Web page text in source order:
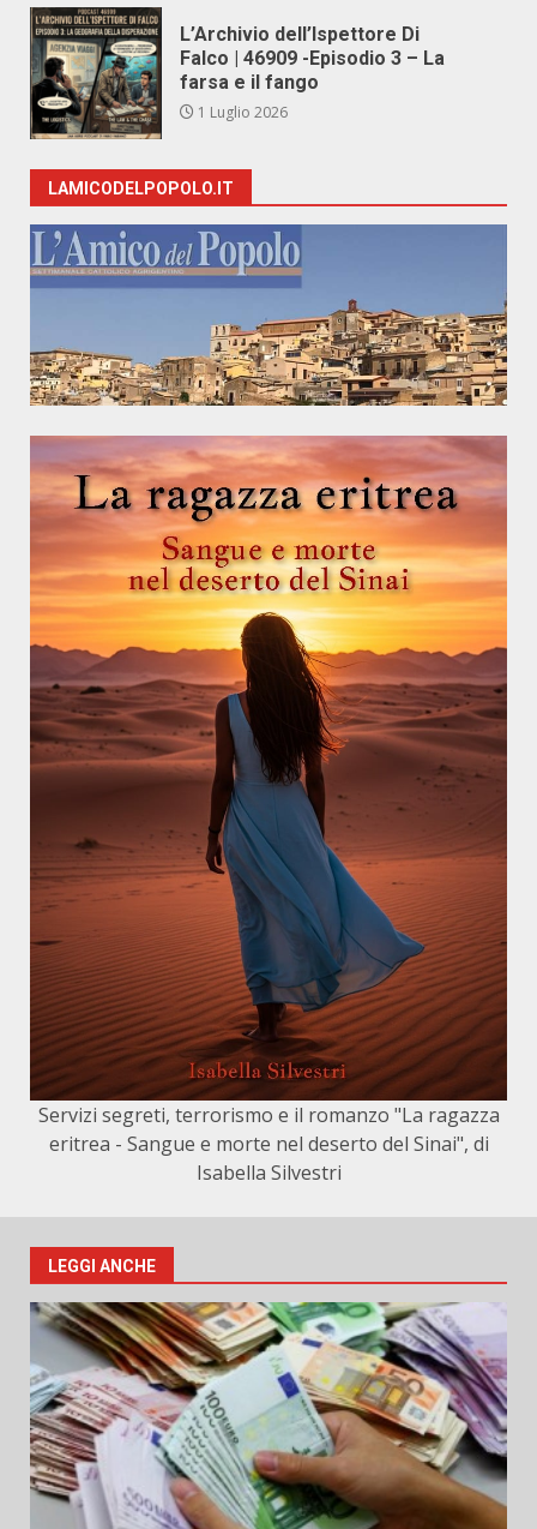
L’Archivio dell’Ispettore Di
Falco | 46909 -Episodio 3 – La
farsa e il fango
1 Luglio 2026
LAMICODELPOPOLO.IT
Servizi segreti, terrorismo e il romanzo "La ragazza
eritrea - Sangue e morte nel deserto del Sinai", di
Isabella Silvestri
LEGGI ANCHE